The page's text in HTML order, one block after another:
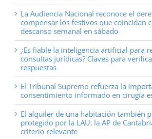
La Audiencia Nacional reconoce el
compensar los festivos que coincidan
descanso semanal en sábado
¿Es fiable la inteligencia artificial para
consultas jurídicas? Claves para
respuestas
El Tribunal Supremo refuerza la
consentimiento informado en cirugía
El alquiler de una habitación también
protegido por la LAU: la AP de
criterio relevante